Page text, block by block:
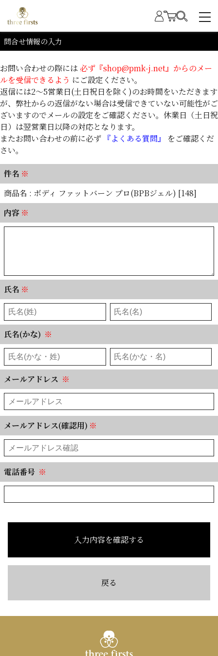
問合せ情報の入力
お問い合わせの際には 必ず『shop@pmk-j.net』からのメー
ルを受信できるよう にご設定ください。
返信には2～5営業日(土日祝日を除く)のお時間をいただきます
が、弊社からの返信がない場合は受信できていない可能性がご
ざいますのでメールの設定をご確認ください。休業日（土日祝
日）は翌営業日以降の対応となります。
またお問い合わせの前に必ず 『よくある質問』
をご確認くだ
さい。
件名 ※
商品名 : ボディ ファットバーン プロ(BPBジェル) [148]
内容 ※
氏名 ※
氏名(かな) ※
メールアドレス ※
メールアドレス(確認用) ※
電話番号 ※
入力内容を確認する
戻る